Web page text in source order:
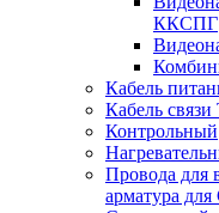
ККСПГ
Кабель
Кабель
Контрольный
Провода для
арматура